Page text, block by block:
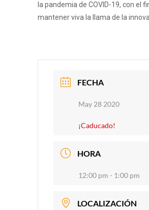
la pandemia de COVID-19, con el
mantener viva la llama de la
FECHA
May 28 2020
¡Caducado!
HORA
12:00 pm - 1:00 pm
LOCALIZACIÓN